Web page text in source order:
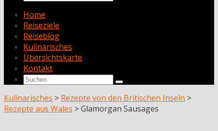
Home
Reiseziele
Reiseblog
Kulinarisches
Übersichtskarte
Kontakt
Kulinarisches > Rezepte von den Britischen Inseln >
Rezepte aus Wales >Glamorgan Sausages